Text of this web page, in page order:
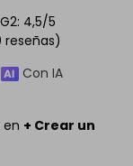
4,5/5
reseñas)
Con IA
en + Crear un